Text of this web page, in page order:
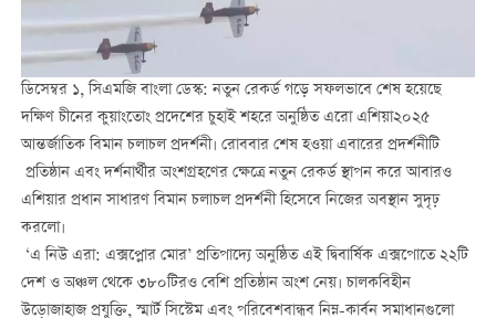
ডিসেম্বর ১, সিএমজি বাংলা ডেস্ক: নতুন রেকর্ড গড়ে সফলভাবে শেষ হয়েছে
দক্ষিণ চীনের কুয়াংতোং প্রদেশের চুহাই শহরে অনুষ্ঠিত এরো এশিয়া২০২৫
আন্তর্জাতিক বিমান চলাচল প্রদর্শনী। রোববার শেষ হওয়া এবারের প্রদর্শনীটি
প্রতিষ্ঠান এবং দর্শনার্থীর অংশগ্রহণের ক্ষেত্রে নতুন রেকর্ড স্থাপন করে আবারও
এশিয়ার প্রধান সাধারণ বিমান চলাচল প্রদর্শনী হিসেবে নিজের অবস্থান সুদৃঢ়
করলো।
‘এ নিউ এরা: এক্সপ্লোর মোর’ প্রতিপাদ্যে অনুষ্ঠিত এই দ্বিবার্ষিক এক্সপোতে ২২টি
দেশ ও অঞ্চল থেকে ৩৮০টিরও বেশি প্রতিষ্ঠান অংশ নেয়। চালকবিহীন
উড়োজাহাজ প্রযুক্তি, স্মার্ট সিস্টেম এবং পরিবেশবান্ধব নিম্ন-কার্বন সমাধানগুলো